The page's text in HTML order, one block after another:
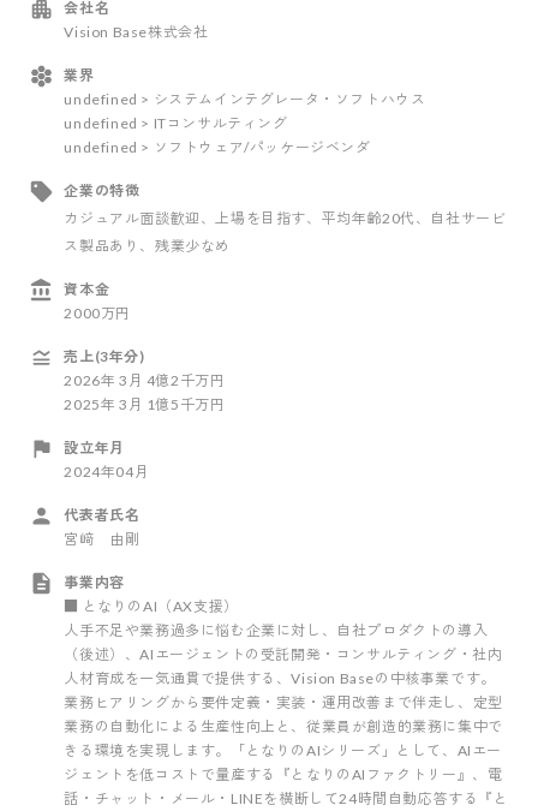
会社名
Vision Base株式会社
業界
undefined > システムインテグレータ・ソフトハウス
undefined > ITコンサルティング
undefined > ソフトウェア/パッケージベンダ
企業の特徴
カジュアル面談歓迎 、上場を目指す、平均年齢20代、自社サービ
ス製品あり 、残業少なめ
資本金
2000万円
売上(3年分)
2026年 3 月 4億2千万円
2025年 3 月 1億5千万円
設立年月
2024年04月
代表者氏名
宮﨑 由剛
事業内容
■ となりのAI（AX支援）
人手不足や業務過多に悩む企業に対し、自社プロダクトの導入
（後述）、AIエージェントの受託開発・コンサルティング・社内
人材育成を一気通貫で提供する、Vision Baseの中核事業です。
業務ヒアリングから要件定義・実装・運用改善まで伴走し、定型
業務の自動化による生産性向上と、従業員が創造的業務に集中で
きる環境を実現します。「となりのAIシリーズ」として、AIエー
ジェントを低コストで量産する『となりのAIファクトリー』、電
話・チャット・メール・LINEを横断して24時間自動応答する『と